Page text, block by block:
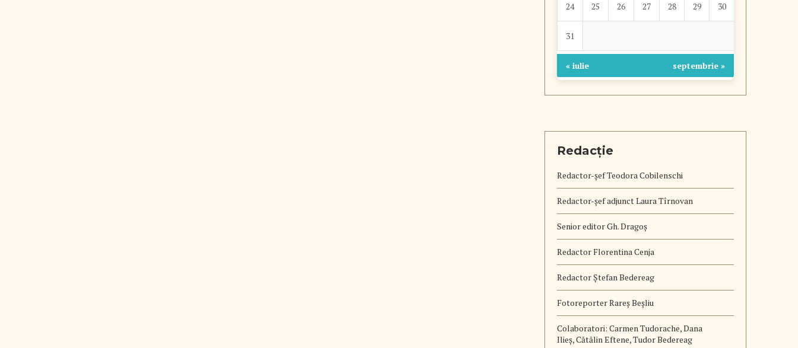
24 25 26 27 28 29 30
31
« iulie septembrie »
Redacție
Redactor-șefTeodora Cobilenschi
Redactor-șef adjunct Laura Tîrnovan
Senior editor Gh. Dragoș
Redactor Florentina Cenja
Redactor Ștefan Bedereag
Fotoreporter Rareș Beșliu
Colaboratori: Carmen Tudorache, Dana
Ilieș, Cătălin Eftene, Tudor Bedereag